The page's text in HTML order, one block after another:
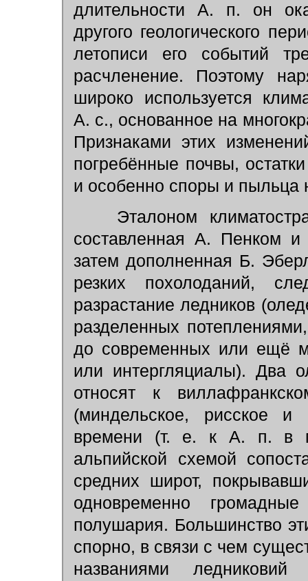
длительности А. п. он
другого геологического
летописи его событий
расчленение. Поэтому
широко используется
А. с., основанное на
Признаками этих
погребённые почвы,
и особенно споры и пыльца
Эталоном
составленная А. Пенком
затем дополненная Б.
резких похолоданий,
разрастание ледников
разделенных
до современных или ещё
или интергляциалы). Два
относят к
(миндельское, рисское
времени (т. е. к А. п. в
альпийской схемой
средних широт,
одновременно
полушария. Большинство
спорно, в связи с чем
названиями